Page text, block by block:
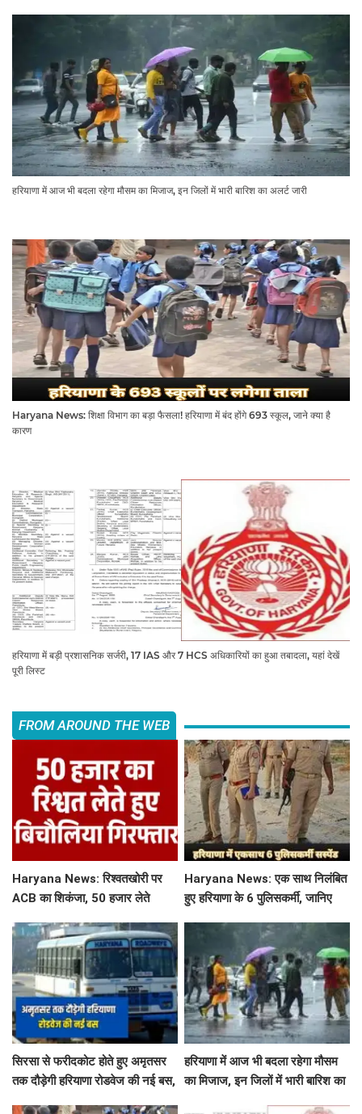
हरियाणा में आज भी बदला रहेगा मौसम का मिजाज, इन जिलों में भारी बारिश का अलर्ट जारी
Haryana News: शिक्षा विभाग का बड़ा फैसला! हरियाणा में बंद होंगे 693 स्कूल, जाने क्या है
कारण
हरियाणा में बड़ी प्रशासनिक सर्जरी, 17 IAS और 7 HCS अधिकारियों का हुआ तबादला, यहां देखें
पूरी लिस्ट
FROM AROUND THE WEB
Haryana News: रिश्वतखोरी पर
ACB का शिकंजा, 50 हजार लेते
Haryana News: एक साथ निलंबित
हुए हरियाणा के 6 पुलिसकर्मी, जानिए
सिरसा से फरीदकोट होते हुए अमृतसर
तक दौड़ेगी हरियाणा रोडवेज की नई बस,
हरियाणा में आज भी बदला रहेगा मौसम
का मिजाज, इन जिलों में भारी बारिश का